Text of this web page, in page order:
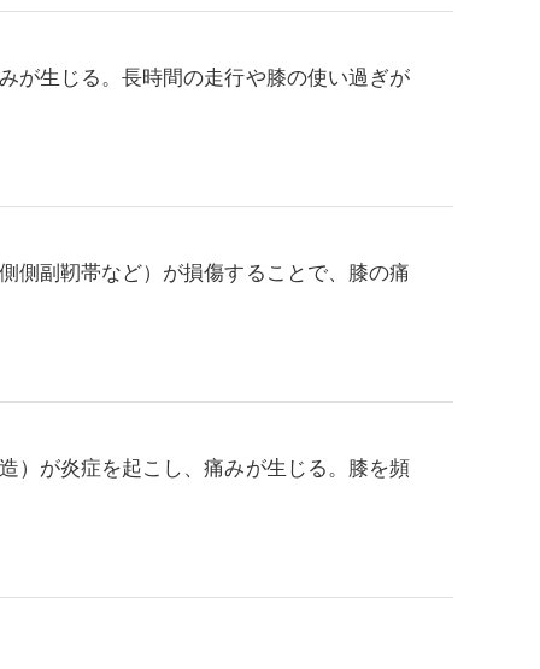
が生じる。長時間の走行や膝の使い過ぎが
側副靭帯など）が損傷することで、膝の痛
）が炎症を起こし、痛みが生じる。膝を頻